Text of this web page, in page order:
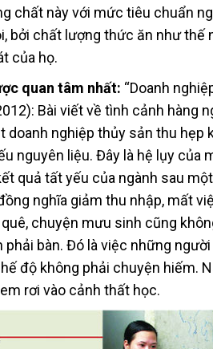
chất này với mức tiêu chuẩn
bởi chất lượng thức ăn như thế
của họ.
quan tâm nhất: “Doanh
Bài viết về tình cảnh hàng
doanh nghiệp thủy sản thu
nguyên liệu. Đây là hệ lụy của
quả tất yếu của ngành sau
nghĩa giảm thu nhập, mất
chuyện mưu sinh cũng
phải bàn. Đó là việc những
độ không phải chuyện hiếm.
rơi vào cảnh thất học.